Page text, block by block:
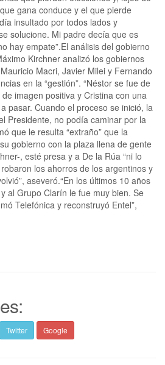
gana conduce y el que pierde
insultado por todos lados y
solucione. Mi padre decía que es
hay empate”.El análisis del gobierno
Kirchner analizó los gobiernos
Macri, Javier Milei y Fernando
en la “gestión”. “Néstor se fue de
imagen positiva y Cristina con una
pasar. Cuando el proceso se inició, la
Presidente, no podía caminar por la
que le resulta “extraño” que la
gobierno con la plaza llena de gente
, esté presa y a De la Rúa “ni lo
los ahorros de los argentinos y
aseveró.“En los últimos 10 años
al Grupo Clarín le fue muy bien. Se
Telefónica y reconstruyó Entel”,
Twitter Google